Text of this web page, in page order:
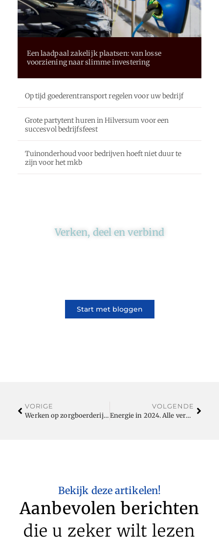
Een laadpaal zakelijk plaatsen: van losse
voorziening naar slimme investering
Op tijd goederentransport regelen voor uw bedrijf
Grote partytent huren in Hilversum voor een
succesvol bedrijfsfeest
Tuinonderhoud voor bedrijven hoeft niet duur te
zijn voor het mkb
Verken, deel en verbind
Start met bloggen
VORIGE
Werken op zorgboerderijen in Limburg: verrijkende vacatures
VOLGENDE
Energie in 2024. Alle veranderingen op een rij
Bekijk deze artikelen!
Aanbevolen berichten
die u zeker wilt lezen